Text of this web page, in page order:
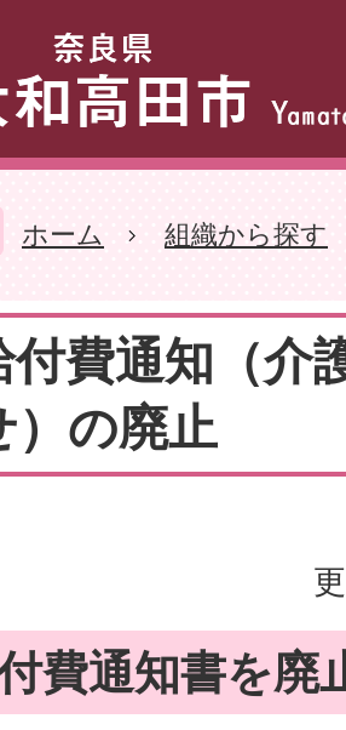
ホーム 組織から探す
付費通知（介
）の廃止
費通知書を廃